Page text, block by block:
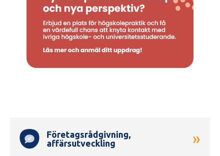
Genvägar
Företagsrådgivning,
affärsutveckling
»